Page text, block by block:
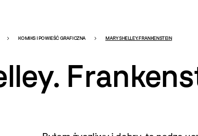
KOMIKS I POWIEŚĆ GRAFICZNA MARY SHELLEY. FRANKENSTEIN